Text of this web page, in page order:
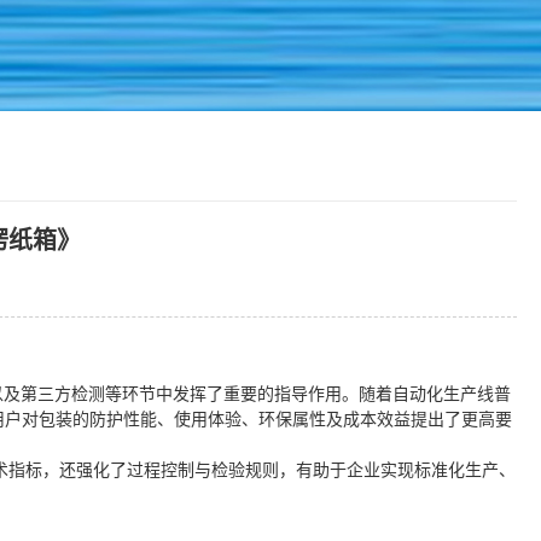
箱》
第三方检测等环节中发挥了重要的指导作用。随着自动化生产线普
对包装的防护性能、使用体验、环保属性及成本效益提出了更高要
标，还强化了过程控制与检验规则，有助于企业实现标准化生产、